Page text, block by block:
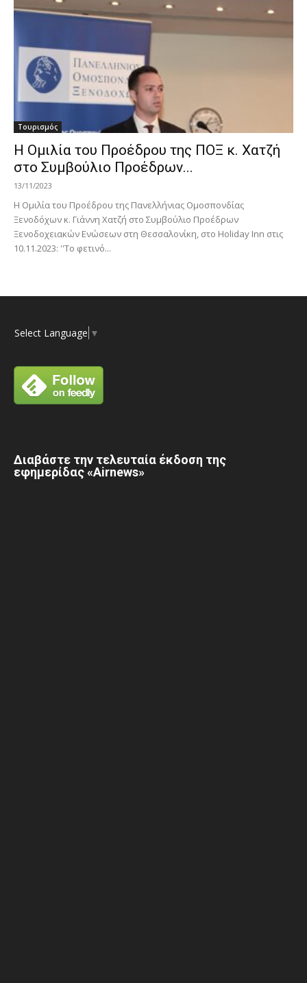
Τουρισμός
Η Ομιλία του Προέδρου της ΠΟΞ κ. Χατζή
στο Συμβούλιο Προέδρων...
13/11/2023
Η Ομιλία του Προέδρου της Πανελλήνιας Ομοσπονδίας
Ξενοδόχων κ. Γιάννη Χατζή στο Συμβούλιο Προέδρων
Ξενοδοχειακών Ενώσεων στη Θεσσαλονίκη, στο Holiday Inn στις
10.11.2023: ''Το φετινό...
Select Language ▼
Διαβάστε την τελευταία έκδοση της
εφημερίδας «Airnews»